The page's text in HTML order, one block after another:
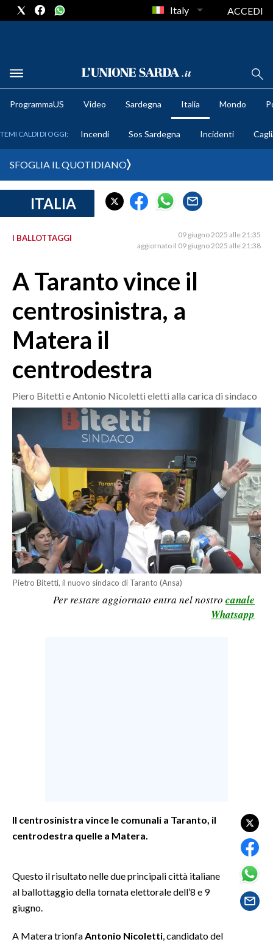
METEO
CRONACA SARDEGNA
PROVINCIA DI CAGLIARI
MEDIO CAMPIDANO
SASSARI E PROVINCIA
GALLURA
NUORO E PROVINCIA
OGLIASTRA
ITALIA
MONDO
POLITICA
ECONOMIA
SERVIZI ALLE IMPRESE
LAVORO
BANDI
CULTURA
GOSSIP
SALUTE
SARDEGNA TURISMO
Italy ACCEDI
ProgrammaUS Video Sardegna Italia Mondo
TEMI CALDI DI OGGI: Incendi Sos Sardegna Incidenti
SFOGLIA IL QUOTIDIANO
ITALIA
I BALLOTTAGGI
09 giugno 2025 alle 21:35
aggiornato il 09 giugno 2025 alle 21:38
A Taranto vince il
centrosinistra, a
Matera il
centrodestra
Piero Bitetti e Antonio Nicoletti eletti alla carica di sindaco
Pietro Bitetti, il nuovo sindaco di Taranto (Ansa)
Per restare aggiornato entra nel nostro canale
Whatsapp
Il centrosinistra vince le comunali a Taranto, il
centrodestra quelle a Matera.
Questo il risultato nelle due principali città italiane
al ballottaggio della tornata elettorale dell’8 e 9
giugno.
A Matera trionfa Antonio Nicoletti , candidato del